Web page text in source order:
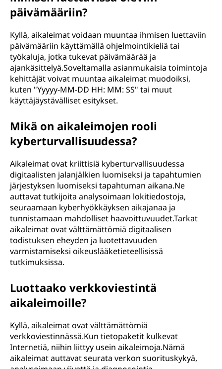
päivämääriin?
Kyllä, aikaleimat voidaan muuntaa ihmisen luettaviin
päivämääriin käyttämällä ohjelmointikieliä tai
työkaluja, jotka tukevat päivämäärää ja
ajankäsittelyä.Soveltamalla asianmukaisia toimintoja
kehittäjät voivat muuntaa aikaleimat muodoiksi,
kuten "Yyyyy-MM-DD HH: MM: SS" tai muut
käyttäjäystävälliset esitykset.
Mikä on aikaleimojen rooli
kyberturvallisuudessa?
Aikaleimat ovat kriittisiä kyberturvallisuudessa
digitaalisten jalanjälkien luomiseksi ja tapahtumien
järjestyksen luomiseksi tapahtuman aikana.Ne
auttavat tutkijoita analysoimaan lokitiedostoja,
seuraamaan kyberhyökkäyksen aikajanaa ja
tunnistamaan mahdolliset haavoittuvuudet.Tarkat
aikaleimat ovat välttämättömiä digitaalisen
todistuksen eheyden ja luotettavuuden
varmistamiseksi oikeuslääketieteellisissä
tutkimuksissa.
Luottaako verkkoviestintä
aikaleimoille?
Kyllä, aikaleimat ovat välttämättömiä
verkkoviestinnässä.Kun tietopaketit kulkevat
Internetiä, niihin liittyy usein aikaleimoja.Nämä
aikaleimat auttavat seurata verkon suorituskykyä,